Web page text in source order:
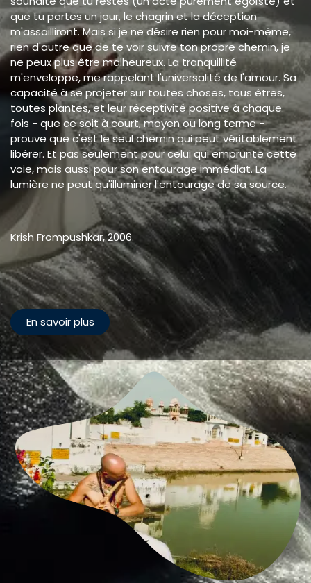
que tu partes un jour, le chagrin et la déception
m'assailliront. Mais si je ne désire rien pour moi-même,
rien d'autre que de te voir suivre ton propre chemin, je
ne peux plus être malheureux. La tranquillité
m'enveloppe, me rappelant l'universalité de l'amour. Sa
capacité à se projeter sur toutes choses, tous êtres,
toutes plantes, et leur réceptivité positive à chaque
fois - que ce soit à court, moyen ou long terme -
prouve que c'est le seul chemin qui peut véritablement
libérer. Et pas seulement pour celui qui emprunte cette
voie, mais aussi pour son entourage immédiat. La
lumière ne peut qu'illuminer l'entourage de sa source.
Krish Frompushkar, 2006.
En savoir plus